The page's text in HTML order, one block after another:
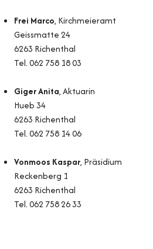
Frei Marco, Kirchmeieramt
Geissmatte 24
6263 Richenthal
Tel.062 758 18 03
Giger Anita, Aktuarin
Hueb 34
6263 Richenthal
Tel.062 758 14 06
Vonmoos Kaspar, Präsidium
Reckenberg 1
6263 Richenthal
Tel.062 758 26 33